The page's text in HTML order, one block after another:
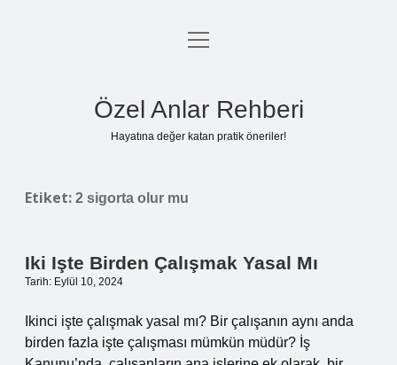
Anasayfa
menüyü
Özel Anlar Rehberi
Hayatına değer katan pratik öneriler!
Etiket: 2 sigorta olur mu
Iki Işte Birden Çalışmak Yasal Mı
Tarih: Eylül 10, 2024
Ikinci işte çalışmak yasal mı? Bir çalışanın aynı anda
birden fazla işte çalışması mümkün müdür? İş